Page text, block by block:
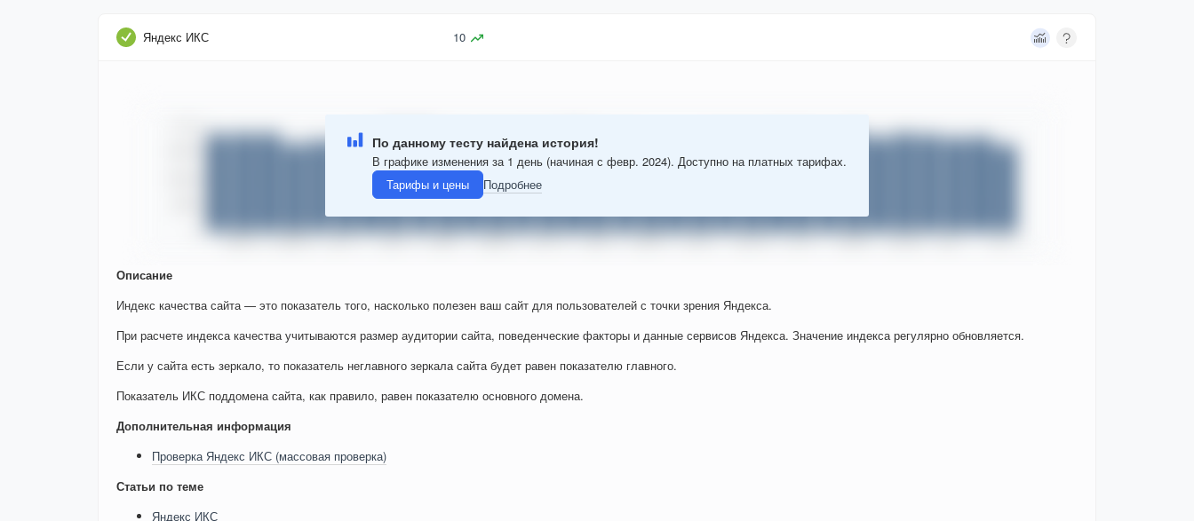
Яндекс ИКС 10
По данному тесту найдена история!
В графике изменения за 1 день (начиная с февр. 2024). Доступно на платных тарифах.
Тарифы и цены
Подробнее
Описание
Индекс качества сайта — это показатель того, насколько полезен ваш сайт для пользователей с точки зрения Яндекса.
При расчете индекса качества учитываются размер аудитории сайта, поведенческие факторы и данные сервисов Яндекса. Значение индекса регулярно обновляется.
Если у сайта есть зеркало, то показатель неглавного зеркала сайта будет равен показателю главного.
Показатель ИКС поддомена сайта, как правило, равен показателю основного домена.
Дополнительная информация
Проверка Яндекс ИКС (массовая проверка)
Статьи по теме
Яндекс ИКС